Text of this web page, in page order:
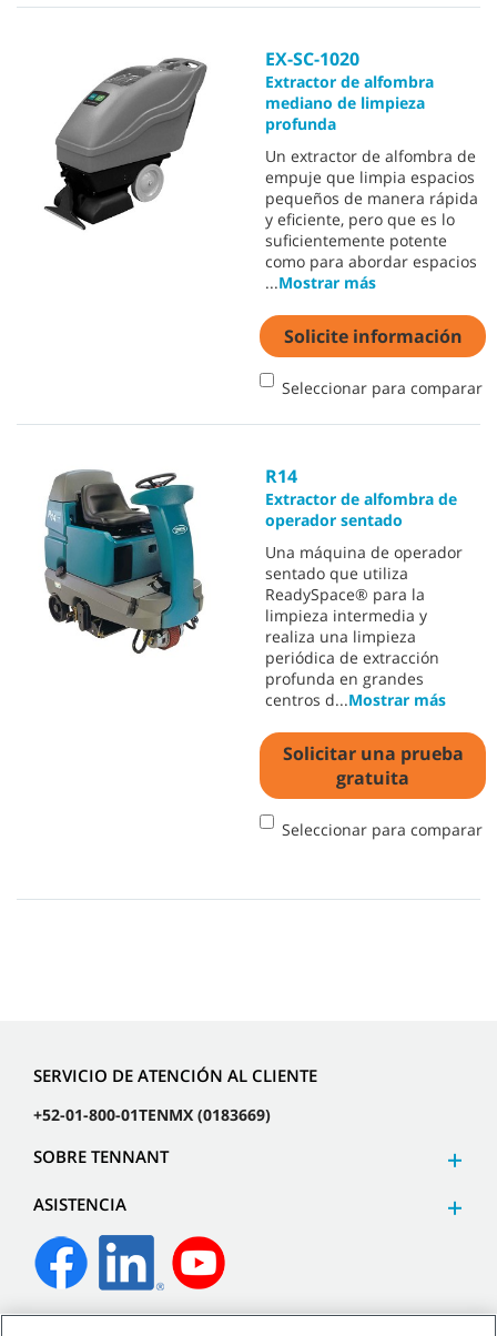
EX-SC-1020
Extractor de alfombra
mediano de limpieza
profunda
Un extractor de alfombra de
empuje que limpia espacios
pequeños de manera rápida
y eficiente, pero que es lo
suficientemente potente
como para abordar espacios
...Mostrar más
Solicite información
Seleccionar para comparar
R14
Extractor de alfombra de
operador sentado
Una máquina de operador
sentado que utiliza
ReadySpace® para la
limpieza intermedia y
realiza una limpieza
periódica de extracción
profunda en grandes
centros d...Mostrar más
Solicitar una prueba
gratuita
Seleccionar para comparar
SERVICIO DE ATENCIÓN AL CLIENTE
+52-01-800-01TENMX (0183669)
SOBRE TENNANT
ASISTENCIA